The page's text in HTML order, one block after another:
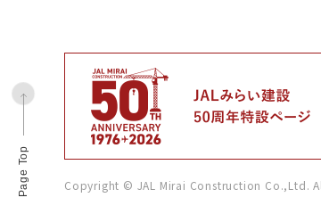
Page Top Copyright © JAL Mirai Construction Co.,Ltd.